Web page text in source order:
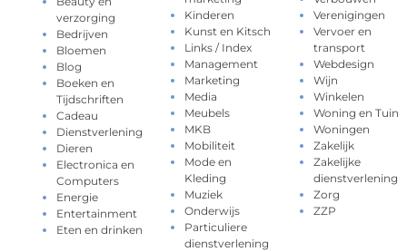
verzorging
Bedrijven
Bloemen
Blog
Boeken en
Tijdschriften
Cadeau
Dienstverlening
Dieren
Electronica en
Computers
Energie
Entertainment
Eten en drinken
Kinderen
Kunst en Kitsch
Links / Index
Management
Marketing
Media
Meubels
MKB
Mobiliteit
Mode en
Kleding
Muziek
Onderwijs
Particuliere
dienstverlening
Verenigingen
Vervoer en
transport
Webdesign
Wijn
Winkelen
Woning en Tuin
Woningen
Zakelijk
Zakelijke
dienstverlening
Zorg
ZZP